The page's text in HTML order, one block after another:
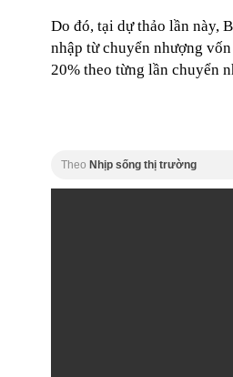
Do đó, tại dự thảo lần này,
nhập từ chuyển nhượng
20% theo từng lần chuyển
Theo Nhịp sống thị trường